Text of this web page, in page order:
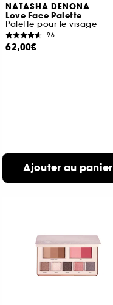
NATASHA DENONA
Love Face Palette
Palette pour le visage
96
62,00€
Ajouter au panier